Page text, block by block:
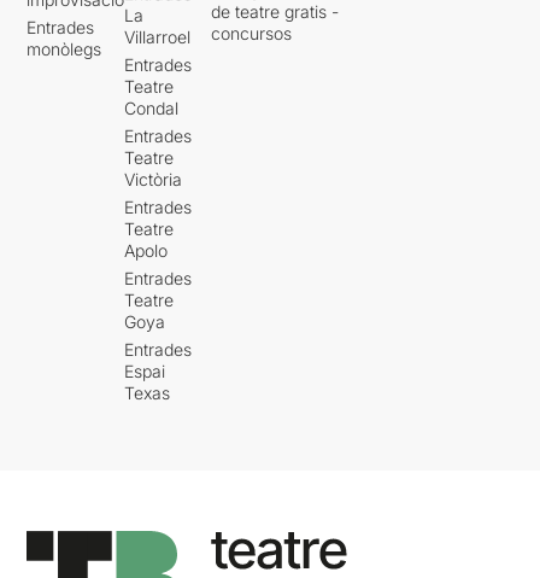
Entrades
monòlegs
La
Villarroel
Entrades
Teatre
Condal
Entrades
Teatre
Victòria
Entrades
Teatre
Apolo
Entrades
Teatre
Goya
Entrades
Espai
Texas
de teatre gratis -
concursos